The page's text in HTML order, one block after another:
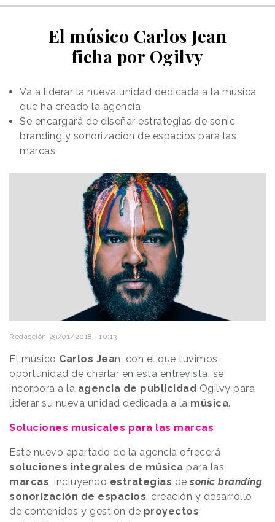
El músico Carlos Jean
ficha por Ogilvy
Va a liderar la nueva unidad dedicada a la música
que ha creado la agencia
Se encargará de diseñar estrategias de sonic
branding y sonorización de espacios para las
marcas
Redacción 29/01/2018 · 10:13
El músico Carlos Jean, con el que tuvimos
oportunidad de charlar en esta entrevista, se
incorpora a la agencia de publicidad Ogilvy para
liderar su nueva unidad dedicada a la música.
Soluciones musicales para las marcas
Este nuevo apartado de la agencia ofrecerá
soluciones integrales de música para las
marcas, incluyendo estrategias desonic branding,
sonorización de espacios, creación y desarrollo
de contenidos y gestión de proyectos